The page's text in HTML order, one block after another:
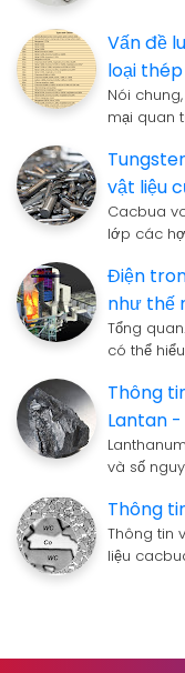
Vấn đề
loại
Nói
mại quan
vật liệu
Cacbua
lớp các
Điện
như thế
Tổng
có thể
Thông
Lantan
và số
Thông
Thông tin
liệu